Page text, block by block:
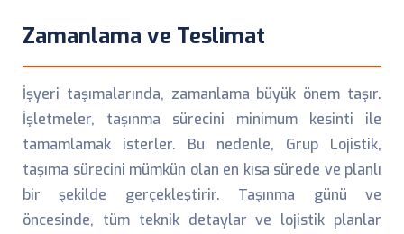
Zamanlama ve Teslimat
İşyeri taşımalarında, zamanlama büyük önem taşır.
İşletmeler, taşınma sürecini minimum kesinti ile
tamamlamak isterler. Bu nedenle, Grup Lojistik,
taşıma sürecini mümkün olan en kısa sürede ve planlı
bir şekilde gerçekleştirir. Taşınma günü ve
öncesinde, tüm teknik detaylar ve lojistik planlar